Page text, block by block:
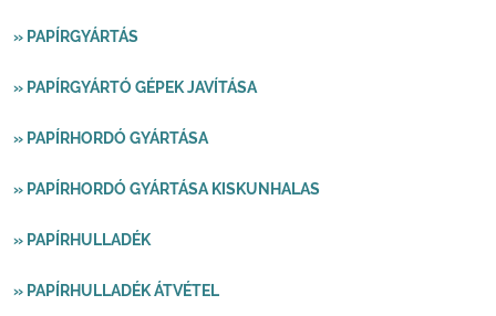
» PAPÍRGYÁRTÁS
» PAPÍRGYÁRTÓ GÉPEK JAVÍTÁSA
» PAPÍRHORDÓ GYÁRTÁSA
» PAPÍRHORDÓ GYÁRTÁSA KISKUNHALAS
» PAPÍRHULLADÉK
» PAPÍRHULLADÉK ÁTVÉTEL